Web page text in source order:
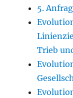
5.
Trieb